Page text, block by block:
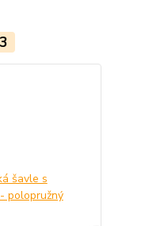
3